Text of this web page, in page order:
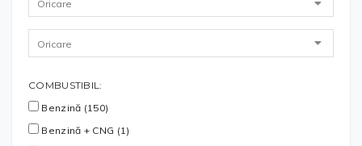
COMBUSTIBIL:
Benzină (150)
Benzină + CNG (1)